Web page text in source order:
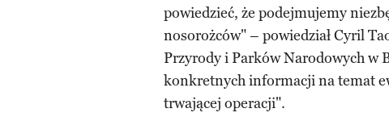
powiedzieć, że podejmujemy
nosorożców" – powiedział Cyril
Przyrody i Parków Narodowych w
konkretnych informacji na temat
trwającej operacji".